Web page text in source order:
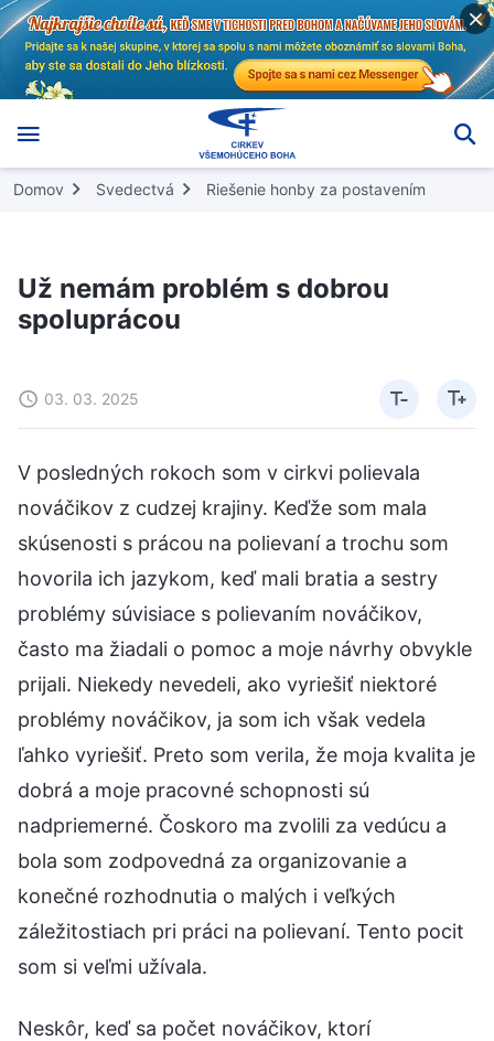
Domov Svedectvá Riešenie honby za postavením
Už nemám problém s dobrou
spoluprácou
03. 03. 2025
V posledných rokoch som v cirkvi polievala
nováčikov z cudzej krajiny. Keďže som mala
skúsenosti s prácou na polievaní a trochu som
hovorila ich jazykom, keď mali bratia a sestry
problémy súvisiace s polievaním nováčikov,
často ma žiadali o pomoc a moje návrhy obvykle
prijali. Niekedy nevedeli, ako vyriešiť niektoré
problémy nováčikov, ja som ich však vedela
ľahko vyriešiť. Preto som verila, že moja kvalita je
dobrá a moje pracovné schopnosti sú
nadpriemerné. Čoskoro ma zvolili za vedúcu a
bola som zodpovedná za organizovanie a
konečné rozhodnutia o malých i veľkých
záležitostiach pri práci na polievaní. Tento pocit
som si veľmi užívala.
Neskôr, keď sa počet nováčikov, ktorí